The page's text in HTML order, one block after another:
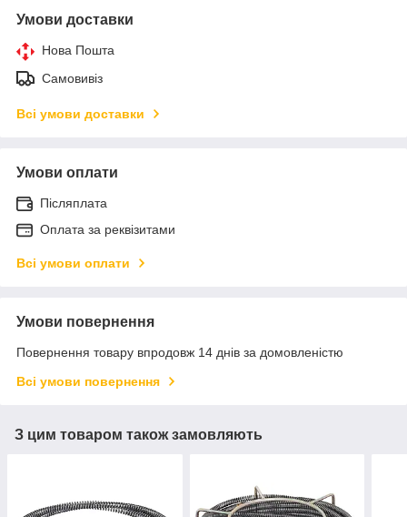
Умови доставки
Нова Пошта
Самовивіз
Всі умови доставки
Умови оплати
Післяплата
Оплата за реквізитами
Всі умови оплати
Умови повернення
Повернення товару впродовж 14 днів за домовленістю
Всі умови повернення
З цим товаром також замовляють